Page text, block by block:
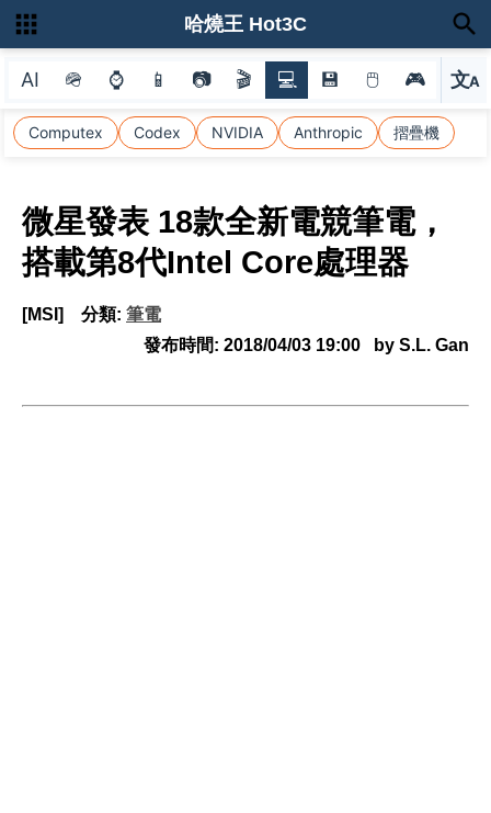
AI 🪖 ⌚ 📱 📷 🎬 💻 💾 🖱 🎮 文A
選
Computex Codex NVIDIA Anthropic 摺疊機
哈燒王 Hot3C
微星發表 18款全新電競筆電，
搭載第8代Intel Core處理器
[MSI] 分類: 筆電
發布時間: 2018/04/03 19:00 by S.L. Gan